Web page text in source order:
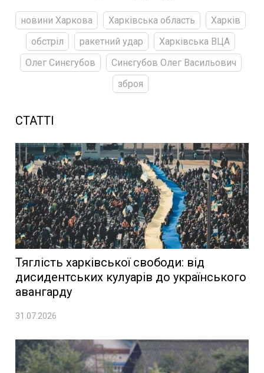
новини Харкова Харківська область
Харків
обстріл
ракетний удар
Харківська ВЦА
Олег Синєгубов
Синєгубов Олег Васильович
зброя
СТАТТІ
Тяглість харківської свободи: від
дисидентських кулуарів до українського
авангарду
31.07.2026